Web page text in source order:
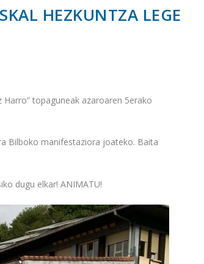
HEZKUNTZA LEGE
Harro” topaguneak azaroaren 5erako
Bilboko manifestaziora joateko. Baita
dugu elkar! ANIMATU!